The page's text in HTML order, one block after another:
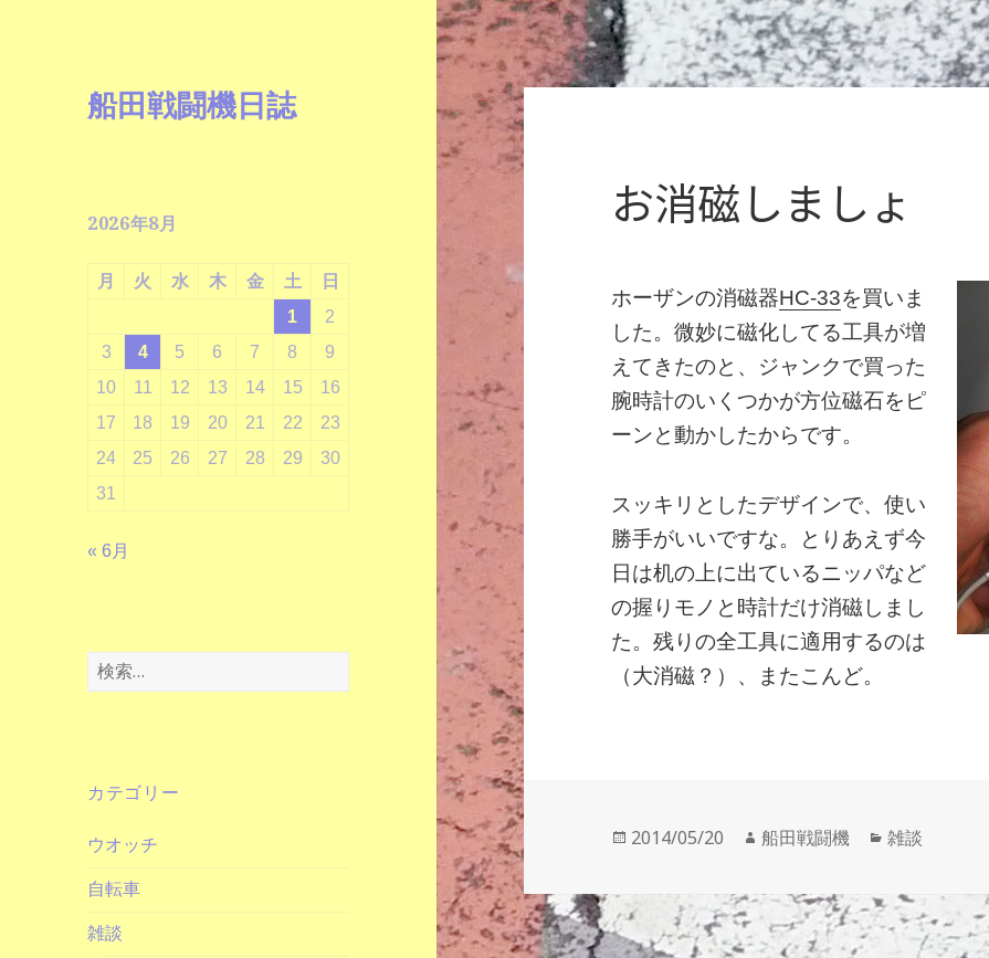
船田戦闘機日誌
2026年8月
月 火 水 木 金 土
日
1
2
3
4 5 6 7 8
9
10
11 12 13 14 15
16
17
18 19 20 21 22
23
24
25 26 27 28 29
30
31
« 6月
検
索:
カテゴリー
ウオッチ
自転車
雑談
お消磁しましょ
ホーザンの消磁器HC-33を買いま
した。微妙に磁化してる工具が増
えてきたのと、ジャンクで買った
腕時計のいくつかが方位磁石をピ
ーンと動かしたからです。
スッキリとしたデザインで、使い
勝手がいいですな。とりあえず今
日は机の上に出ているニッパなど
の握りモノと時計だけ消磁しまし
た。残りの全工具に適用するのは
（大消磁？）、またこんど。
投
日:
2014/05/20
作
者
船田戦闘機
カ
ゴ
リ
雑談